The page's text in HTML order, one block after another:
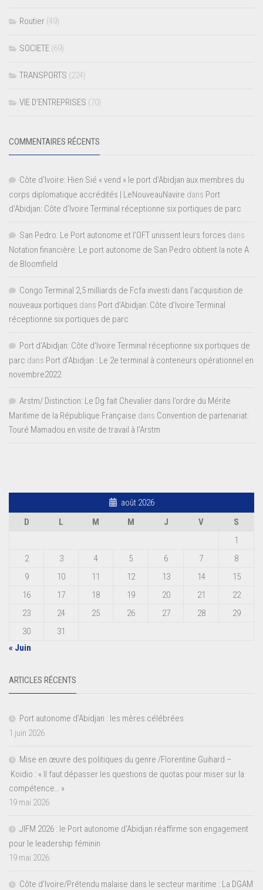
Routier (49)
SOCIETE (69)
TRANSPORTS (224)
VIE D’ENTREPRISES (70)
COMMENTAIRES RÉCENTS
Côte d'Ivoire: Hien Sié « vend » le port d'Abidjan aux membres du
corps diplomatique accrédités | LeNouveauNavire dans Port
d’Abidjan: Côte d’Ivoire Terminal réceptionne six portiques de parc
San Pedro: Le Port autonome et l’OFT unissent leurs forces dans
Notation financière: Le port autonome de San Pedro obtient la note A
de Bloomfield
Congo Terminal 2,5 milliards de Fcfa investi dans l’acquisition de
nouveaux portiques dans Port d’Abidjan: Côte d’Ivoire Terminal
réceptionne six portiques de parc
Port d'Abidjan: Côte d’Ivoire Terminal réceptionne six portiques de
parc dans Port d’Abidjan : Le 2e terminal à conteneurs opérationnel en
novembre2022
Arstm/ Distinction: Le Dg fait Chevalier dans l’ordre du Mérite
Maritime de la République Française dans Convention de partenariat:
Touré Mamadou en visite de travail à l’Arstm
août 2026
D
L M M J V
S
1
2
3 4 5 6 7
8
9
10 11 12 13 14
15
16
17 18 19 20 21
22
23
24 25 26 27 28
29
30
31
« Juin
ARTICLES RÉCENTS
Port autonome d’Abidjan : les mères célébrées
1 juin 2026
Mise en œuvre des politiques du genre /Florentine Guihard –
Koidio : « Il faut dépasser les questions de quotas pour miser sur la
compétence… »
19 mai 2026
JIFM 2026 : le Port autonome d’Abidjan réaffirme son engagement
pour le leadership féminin
19 mai 2026
Côte d’Ivoire/Prétendu malaise dans le secteur maritime : La DGAM